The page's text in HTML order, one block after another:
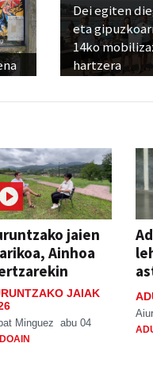
Dei egiten
eta
14ko
hartzera
jaien
Ainhoa
JAIAK
Minguez abu 04